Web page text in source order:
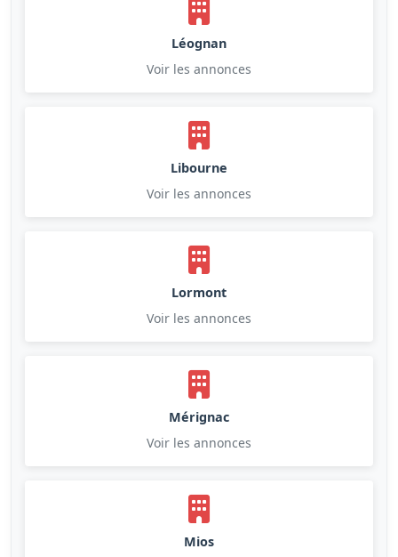
Léognan
Voir les annonces
Libourne
Voir les annonces
Lormont
Voir les annonces
Mérignac
Voir les annonces
Mios